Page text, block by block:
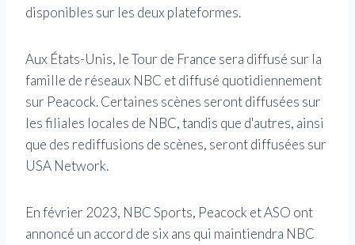
disponibles sur les deux plateformes.
Aux États-Unis, le Tour de France sera diffusé sur la
famille de réseaux NBC et diffusé quotidiennement
sur Peacock. Certaines scènes seront diffusées sur
les filiales locales de NBC, tandis que d'autres, ainsi
que des rediffusions de scènes, seront diffusées sur
USA Network.
En février 2023, NBC Sports, Peacock et ASO ont
annoncé un accord de six ans qui maintiendra NBC